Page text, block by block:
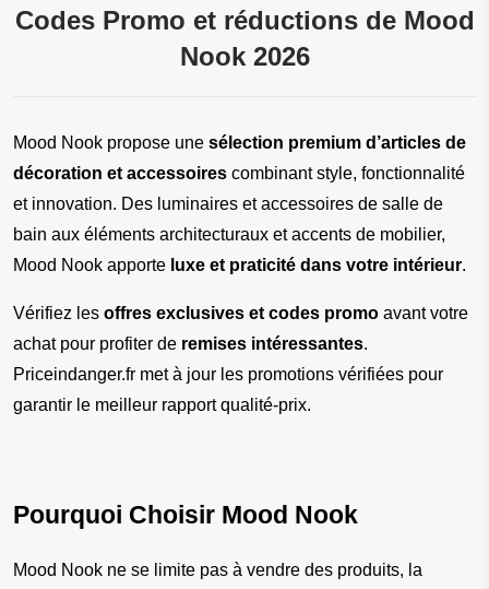
Codes Promo et réductions de Mood
Nook 2026
Mood Nook propose une sélection premium d’articles de
décoration et accessoires combinant style, fonctionnalité
et innovation. Des luminaires et accessoires de salle de
bain aux éléments architecturaux et accents de mobilier,
Mood Nook apporte luxe et praticité dans votre intérieur.
Vérifiez les offres exclusives et codes promo avant votre
achat pour profiter de remises intéressantes.
Priceindanger.fr met à jour les promotions vérifiées pour
garantir le meilleur rapport qualité-prix.
Pourquoi Choisir Mood Nook
Mood Nook ne se limite pas à vendre des produits, la